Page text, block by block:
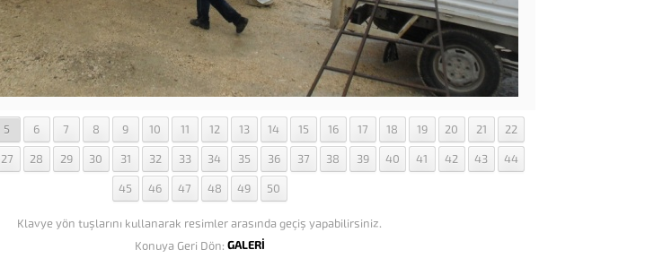
5 6 7 8 9 10 11 12 13 14 15 16 17 18 19 20 21 22
27 28 29 30 31 32 33 34 35 36 37 38 39 40 41 42 43 44
45 46 47 48 49 50
Klavye yön tuşlarını kullanarak resimler arasında geçiş yapabilirsiniz.
Konuya Geri Dön: GALERİ